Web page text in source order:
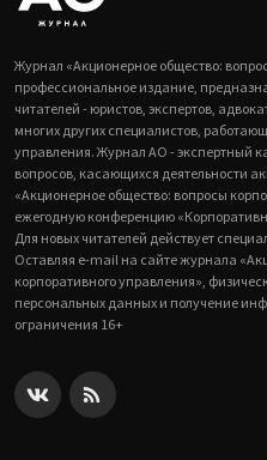
Журнал «Акционерное общество:
профессиональное издание,
читателей - юристов, экспертов,
многих других специалистов,
управления. Журнал АО - экспертный
вопросов, касающихся деятельности
«Акционерное общество: вопросы
ежегодную конференцию
Для новых читателей действует
Оставляя e-mail на сайте журнала
корпоративного управления»,
персональных данных и получение
ограничения 16+